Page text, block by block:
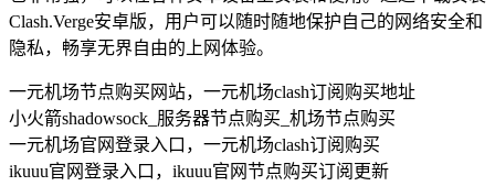
Clash.Verge安卓版，用户可以随时随地保护自己的网络安全和
隐私，畅享无界自由的上网体验。
一元机场节点购买网站，一元机场clash订阅购买地址
小火箭shadowsock_服务器节点购买_机场节点购买
一元机场官网登录入口，一元机场clash订阅购买
ikuuu官网登录入口，ikuuu官网节点购买订阅更新